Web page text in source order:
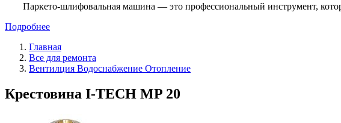
Паркето-шлифовальная машина — это профессиональный инструмент,
Подробнее
Главная
Все для ремонта
Вентилция Водоснабжение Отопление
Крестовина I-TECH MP 20